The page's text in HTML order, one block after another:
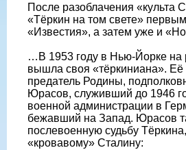
После разоблачения «культа
«Тёркин на том свете»
«Известия», а затем уже и
…В 1953 году в Нью-Йорке на
вышла своя «тёркиниана». Её
предатель Родины,
Юрасов, служивший до 1946
военной администрации в
бежавший на Запад. Юрасов
послевоенную судьбу
«кровавому» Сталину: